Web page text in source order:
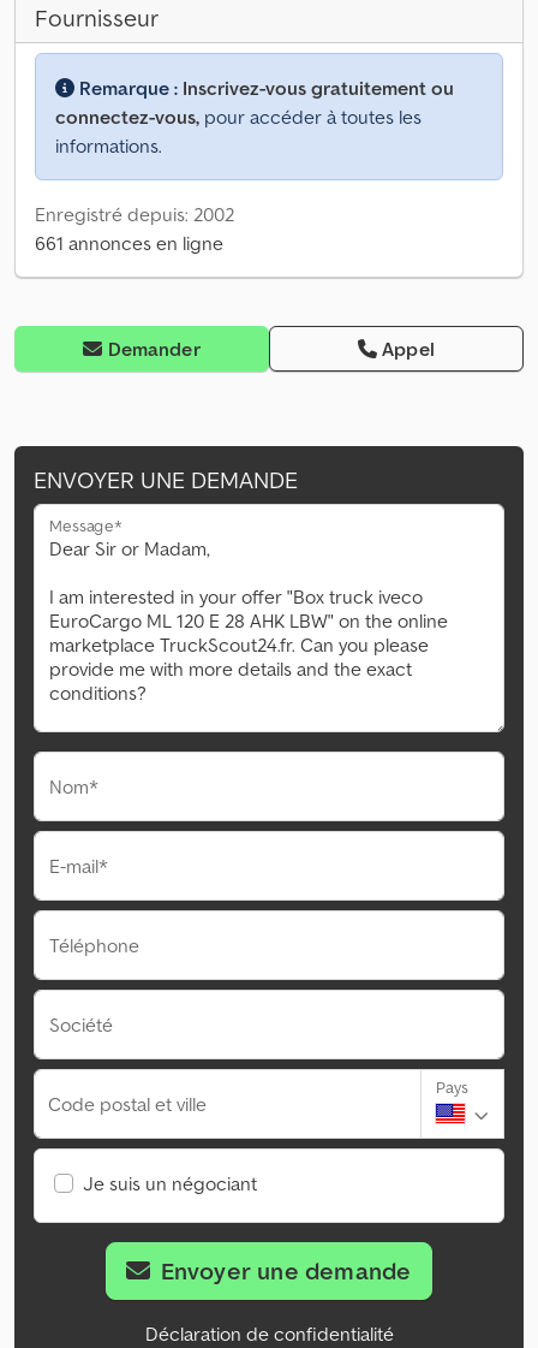
Fournisseur
Remarque : Inscrivez-vous gratuitement ou
connectez-vous, pour accéder à toutes les
informations.
Enregistré depuis: 2002
661 annonces en ligne
Demander Appel
ENVOYER UNE DEMANDE
Message*
Nom*
E-mail*
Téléphone
Société
Code postal et ville
Pays
Je suis un négociant
Envoyer une demande
Déclaration de confidentialité